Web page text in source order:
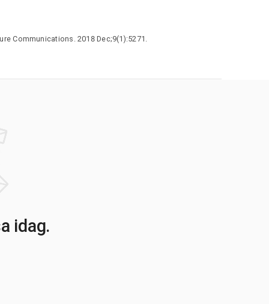
EN1 EPHA4 ERMP1 ETV1 EXOSC5
KRT33A LHX2 MAP1LC3B2 MAP3K1
Communications. 2018 Dec;9(1):5271.
idag.